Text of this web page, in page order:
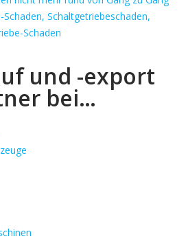
Schaltgetriebeschaden,
Schaden
und -export
bei…